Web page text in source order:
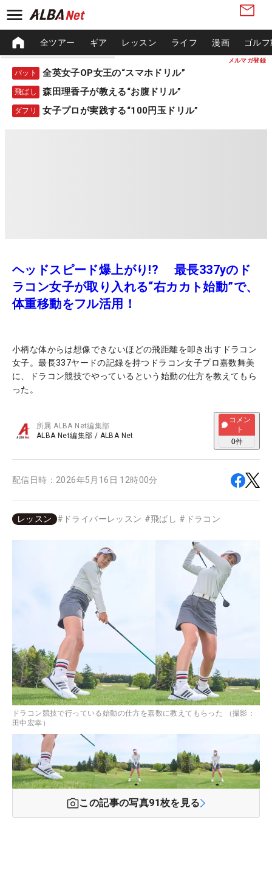
メルマガ登録
全ツアー ギア レッスン ライフ 漫画 ゴル
パット 全英女子OP女王の“スマホドリル”
飛ばし 森田理香子が教える“お腹ドリル”
ダフリ 女子プロが実践する“100円玉ドリル”
ヘッドスピード爆上がり!? 最長337yのド
ラコン女子が取り入れる“右カカト始動”で、
体重移動をフル活用！
小柄な体からは想像できないほどの飛距離を叩き出すドラコン
女子。最長337ヤードの記録を持つドラコン女子プロ嘉数舞美
に、ドラコン競技でやっているという始動の仕方を教えてもら
った。
所属ALBA Net編集部
ALBA Net編集部 / ALBA Net
コメン
ト
0件
配信日時： 2026年5月16日 12時00分
レッスン # ドライバーレッスン #飛ばし # ドラコン
ドラコン競技で行っている始動の仕方を嘉数に教えてもらった （撮影：
田中宏幸）
この記事の写真91枚を見る